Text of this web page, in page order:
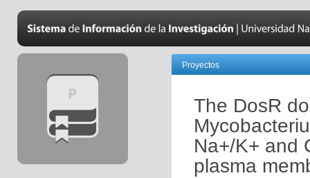
Proyectos
The DosR
Na+/K+ and
plasma